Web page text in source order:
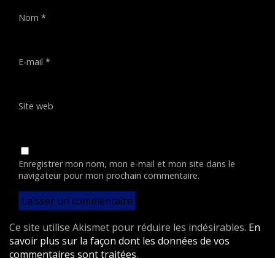
Nom *
E-mail *
Site web
Enregistrer mon nom, mon e-mail et mon site dans le
navigateur pour mon prochain commentaire.
Ce site utilise Akismet pour réduire les indésirables. En
savoir plus sur la façon dont les données de vos
commentaires sont traitées.